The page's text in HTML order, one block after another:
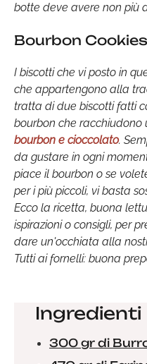
botte deve avere non più
Bourbon
I biscotti che vi posto in
che appartengono alla
tratta di due biscotti fatti
bourbon che racchiudono
bourbon e cioccolato.
da gustare in ogni
piace il bourbon o se
per i più piccoli, vi basta
Ecco la ricetta, buona
ispirazioni o consigli, per
dare un'occhiata alla
Tutti ai fornelli: buona
Ingredienti
300 gr di